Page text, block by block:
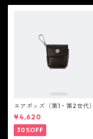
エアポッズ（第1・第2世代）
ポーチ：BANDOLIER バンド
リヤー
¥4,620
30%OFF